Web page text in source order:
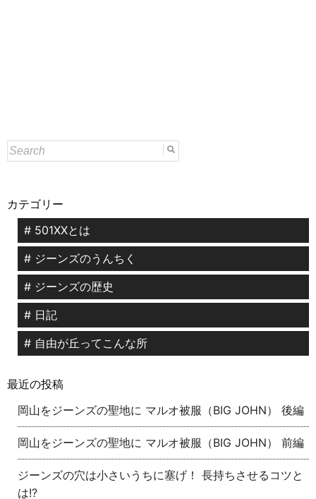
カテゴリー
# 501XXとは
# ジーンズのうんちく
# ジーンズの歴史
# 日記
# 自由が丘ってこんな所
最近の投稿
岡山をジーンズの聖地に マルオ被服（BIG JOHN） 後編
岡山をジーンズの聖地に マルオ被服（BIG JOHN） 前編
ジーンズの穴は小さいうちに塞げ！ 長持ちさせるコツと
は!?